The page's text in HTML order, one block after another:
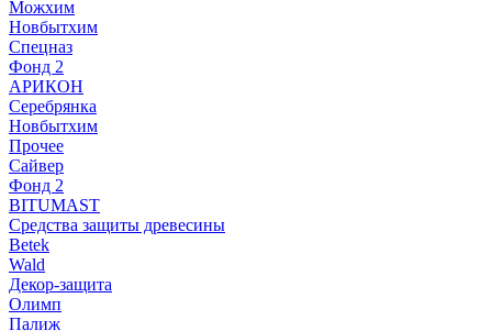
Можхим
Новбытхим
Спецназ
Фонд 2
АРИКОН
Серебрянка
Новбытхим
Прочее
Сайвер
Фонд 2
BITUMAST
Средства защиты древесины
Betek
Wald
Декор-защита
Олимп
Палиж